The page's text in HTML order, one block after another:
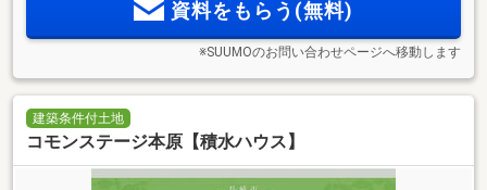
資料をもらう(無料)
※SUUMOのお問い合わせページへ移動します
建築条件付土地
コモンステージ本原【積水ハウス】